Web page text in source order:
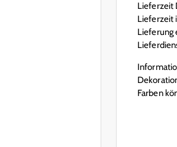
Lieferzeit
Lieferzeit
Lieferung
Farben